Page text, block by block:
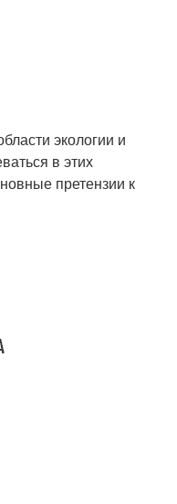
экологии и
в этих
претензии к